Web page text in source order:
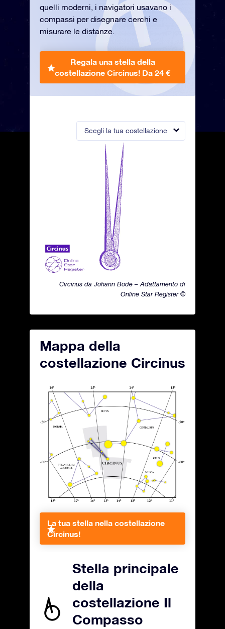
Scegli la tua costellazione
Circinus da Johann Bode – Adattamento di
Online Star Register ©
quelli moderni, i navigatori usavano i
compassi per disegnare cerchi e
misurare le distanze.
Regala una stella della
costellazione Circinus! Da 24 €
Mappa della
costellazione Circinus
La tua stella nella costellazione
Circinus!
Stella principale
della
costellazione Il
Compasso